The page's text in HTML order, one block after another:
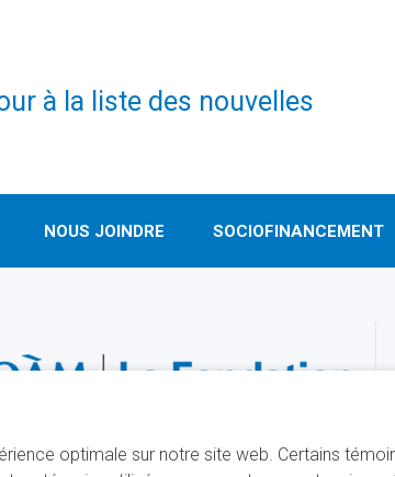
à la liste des nouvelles
NOUS JOINDRE SOCIOFINANCEMENT
optimale sur notre site web. Certains